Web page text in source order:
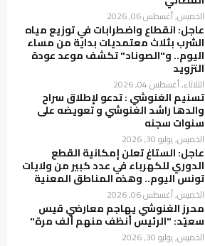
الخميس, أغسطس 06, 2026
عاجل: انقطاع واضطرابات في توزيع مياه
الشرب بثلاث معتمديات بداية من مساء
اليوم.. و"الصوناد" تكشف موعد عودة
التزويد
الثلاثاء, أغسطس 04, 2026
تسنيم الغنوشي : تدعو لإطلاق سراح
والدها راشد الغنوشي و تعويضه على
سنوات سجنه
الخميس, يوليو 30, 2026
عاجل: الستاغ تعلن إمكانية القطع
الدوري للكهرباء في عدد كبير من ولايات
تونس اليوم.. وهذه المناطق المعنية
الخميس, أغسطس 06, 2026
محرز الغنوشي يهاجم معارضي قيس
سعيّد: "الرئيس أنظف منهم ألف مرة"
الخميس, يوليو 30, 2026